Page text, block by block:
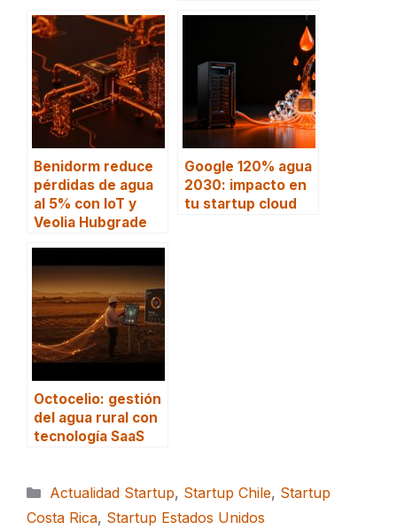
Benidorm reduce
pérdidas de agua
al 5% con IoT y
Veolia Hubgrade
Google 120% agua
2030: impacto en
tu startup cloud
Octocelio: gestión
del agua rural con
tecnología SaaS
Categorías
Actualidad Startup, Startup Chile, Startup
Costa Rica, Startup Estados Unidos